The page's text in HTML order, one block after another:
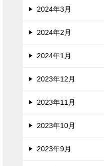
2024年3月
2024年2月
2024年1月
2023年12月
2023年11月
2023年10月
2023年9月